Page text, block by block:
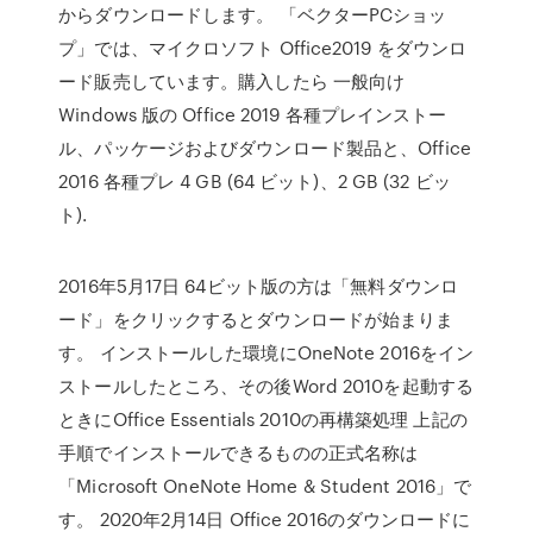
からダウンロードします。 「ベクターPCショッ
プ」では、マイクロソフト Office2019 をダウンロ
ード販売しています。購入したら 一般向け
Windows 版の Office 2019 各種プレインストー
ル、パッケージおよびダウンロード製品と、Office
2016 各種プレ 4 GB (64 ビット)、2 GB (32 ビッ
ト).
2016年5月17日 64ビット版の方は「無料ダウンロ
ード」をクリックするとダウンロードが始まりま
す。 インストールした環境にOneNote 2016をイン
ストールしたところ、その後Word 2010を起動する
ときにOffice Essentials 2010の再構築処理 上記の
手順でインストールできるものの正式名称は
「Microsoft OneNote Home & Student 2016」で
す。 2020年2月14日 Office 2016のダウンロードに